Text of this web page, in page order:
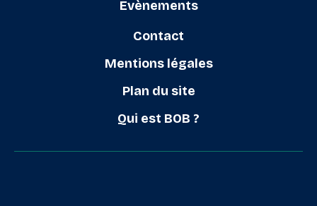
Évènements
Contact
Mentions légales
Plan du site
Qui est BOB ?